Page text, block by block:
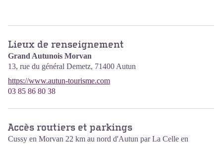
Lieux de renseignement
Grand Autunois Morvan
13, rue du général Demetz, 71400 Autun
https://www.autun-tourisme.com
03 85 86 80 38
Accès routiers et parkings
Cussy en Morvan 22 km au nord d'Autun par La Celle en